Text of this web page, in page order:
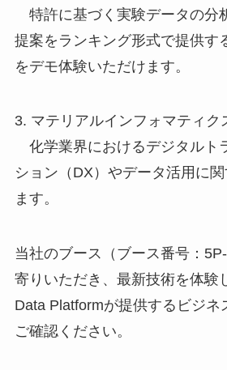
特許に基づく実験データの分
提案をランキング形式で提供す
をデモ体験いただけます。
3. マテリアルインフォマティク
化学業界におけるデジタルト
ション（DX）やデータ活用に
ます。
当社のブース（ブース番号：
寄りいただき、最新技術を体験
Data Platformが提供するビジネ
ご確認ください。